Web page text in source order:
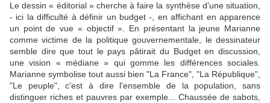
Le dessin « éditorial » cherche à faire la synthèse d’une situation,
- ici la difficulté à définir un budget -, en affichant en apparence
un point de vue « objectif ». En présentant la jeune Marianne
comme victime de la politique gouvernementale, le dessinateur
semble dire que tout le pays pâtirait du Budget en discussion,
une vision « médiane » qui gomme les différences sociales.
Marianne symbolise tout aussi bien "La France", "La République",
"Le peuple", c'est à dire l'ensemble de la population, sans
distinguer riches et pauvres par exemple... Chaussée de sabots,